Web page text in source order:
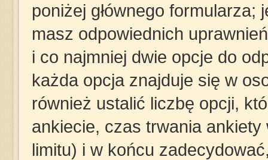
poniżej głównego
masz odpowiednich
i co najmniej dwie opcje do
każda opcja znajduje się w
również ustalić liczbę opcji,
ankiecie, czas trwania
limitu) i w końcu